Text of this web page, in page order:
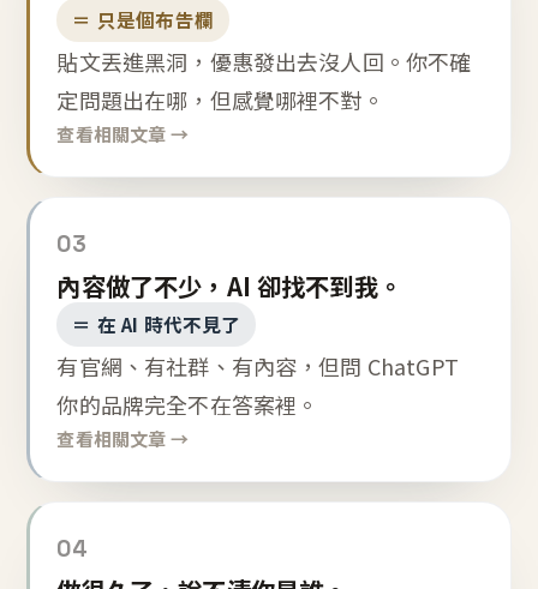
＝ 只是個布告欄
貼文丟進黑洞，優惠發出去沒人回。你不確
定問題出在哪，但感覺哪裡不對。
查看相關文章 →
03
內容做了不少，AI 卻找不到我。
＝ 在 AI 時代不見了
有官網、有社群、有內容，但問 ChatGPT
你的品牌完全不在答案裡。
查看相關文章 →
04